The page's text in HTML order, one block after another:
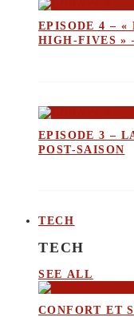
EPISODE 4 – «
HIGH-FIVES »
EPISODE 3 –
POST-SAISON
TECH
TECH
SEE ALL
CONFORT ET